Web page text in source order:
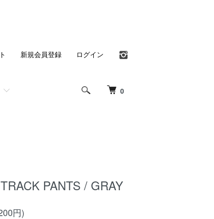
0
新規会員登録 ログイン
PANTS / GRAY
円)